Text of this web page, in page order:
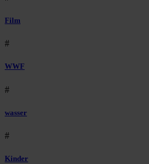
Film
#
WWF
#
wasser
#
Kinder